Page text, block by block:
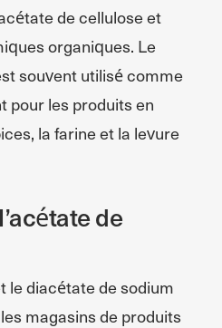
de cellulose et
organiques. Le
souvent utilisé comme
pour les produits en
la farine et la levure
de
le diacétate de sodium
magasins de produits